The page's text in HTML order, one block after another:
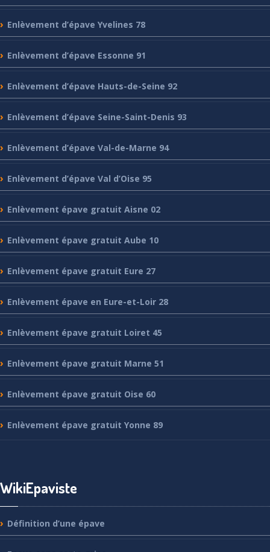
Enlèvement d’épave Yvelines 78
Enlèvement d’épave Essonne 91
Enlèvement d’épave Hauts-de-Seine 92
Enlèvement d’épave Seine-Saint-Denis 93
Enlèvement d’épave Val-de-Marne 94
Enlèvement d’épave Val d’Oise 95
Enlèvement épave gratuit Aisne 02
Enlèvement épave gratuit Aube 10
Enlèvement épave gratuit Eure 27
Enlèvement épave en Eure-et-Loir 28
Enlèvement épave gratuit Loiret 45
Enlèvement épave gratuit Marne 51
Enlèvement épave gratuit Oise 60
Enlèvement épave gratuit Yonne 89
WikiEpaviste
Définition d’une épave